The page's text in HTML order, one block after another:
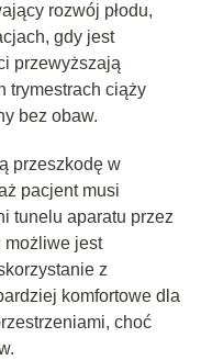
rozwój płodu,
gdy jest
przewyższają
trymestrach ciąży
bez obaw.
przeszkodę w
pacjent musi
tunelu aparatu przez
możliwe jest
z
komfortowe dla
choć